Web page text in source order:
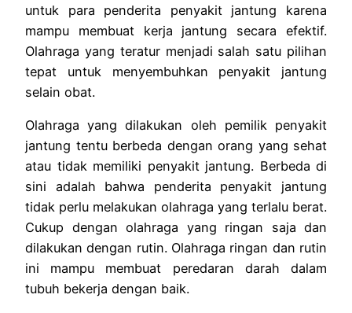
untuk para penderita penyakit jantung karena
mampu membuat kerja jantung secara efektif.
Olahraga yang teratur menjadi salah satu pilihan
tepat untuk menyembuhkan penyakit jantung
selain obat.
Olahraga yang dilakukan oleh pemilik penyakit
jantung tentu berbeda dengan orang yang sehat
atau tidak memiliki penyakit jantung. Berbeda di
sini adalah bahwa penderita penyakit jantung
tidak perlu melakukan olahraga yang terlalu berat.
Cukup dengan olahraga yang ringan saja dan
dilakukan dengan rutin. Olahraga ringan dan rutin
ini mampu membuat peredaran darah dalam
tubuh bekerja dengan baik.